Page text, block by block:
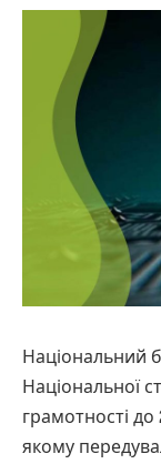
Національний
Національної
грамотності
якому